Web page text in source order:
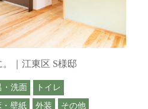
｜江東区 S様邸
・洗面
トイレ
・壁紙 外装 その他